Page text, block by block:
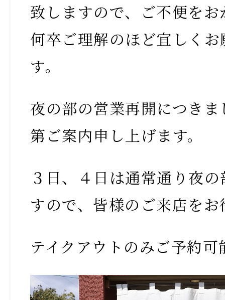
致しますので、ご不便を
何卒ご理解のほど宜しく
す。
夜の部の営業再開につき
第ご案内申し上げます。
３日、４日は通常通り夜
すので、皆様のご来店を
テイクアウトのみご予約可